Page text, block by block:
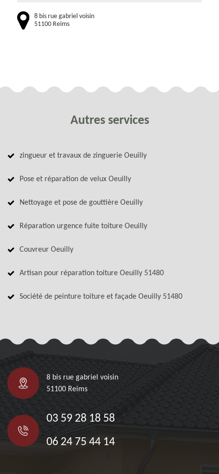
8 bis rue gabriel voisin
51100 Reims
Autres services
zingueur et travaux de zinguerie Oeuilly
Pose et réparation de velux Oeuilly
Nettoyage et pose de gouttière Oeuilly
Réparation urgence fuite toiture Oeuilly
Couvreur Oeuilly
Artisan pour réparation toiture Oeuilly 51480
Société de peinture toiture et façade Oeuilly 51480
8 bis rue gabriel voisin
51100 Reims
03 59 28 18 58
06 24 75 44 14